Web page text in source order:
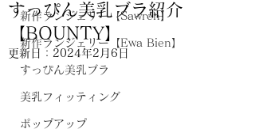
新作ランジェリー【Sawren】
新作ランジェリー【Ewa Bien】
すっぴん美乳ブラ
美乳フィッティング
ポップアップ
すっぴん美乳ブラ紹介
【BOUNTY】
更新日： 2024年2月6日